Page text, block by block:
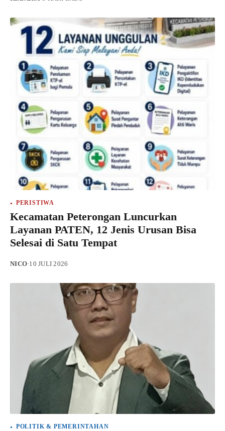
PERISTIWA
Kecamatan Peterongan Luncurkan
Layanan PATEN, 12 Jenis Urusan Bisa
Selesai di Satu Tempat
NICO·10 JULI 2026
POLITIK & PEMERINTAHAN